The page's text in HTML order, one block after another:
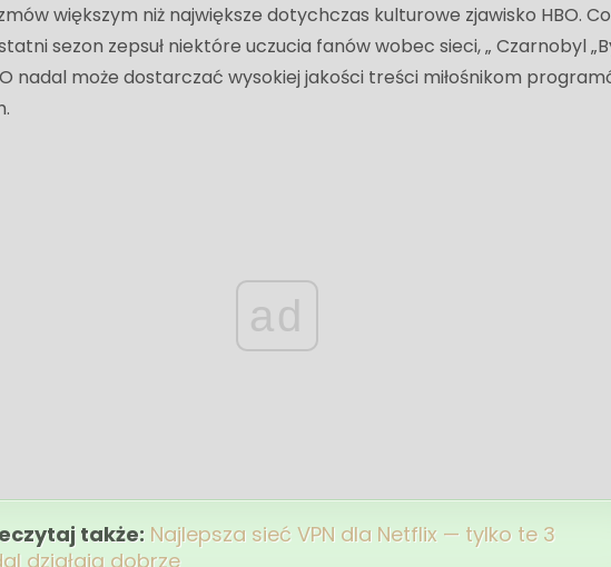
większym niż największe dotychczas kulturowe zjawisko HBO. Co
sezon zepsuł niektóre uczucia fanów wobec sieci, „ Czarnobyl
nadal może dostarczać wysokiej jakości treści miłośnikom
ad
także: Najlepsza sieć VPN dla Netflix — tylko te 3
działają dobrze